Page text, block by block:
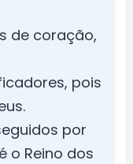
de coração,
pois
por
o Reino dos